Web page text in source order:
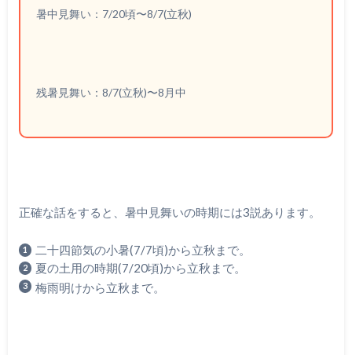
暑中見舞い：7/20頃〜8/7(立秋)
残暑見舞い：8/7(立秋)〜8月中
正確な話をすると、暑中見舞いの時期には3説あります。
二十四節気の小暑(7/7頃)から立秋まで。
夏の土用の時期(7/20頃)から立秋まで。
梅雨明けから立秋まで。